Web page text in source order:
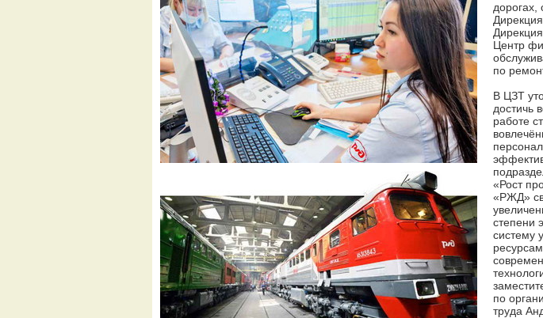
дорогах,
Центр
по
В ЦЗТ
достичь
работе
«Рост
«РЖД»
степени
систему
по
труда